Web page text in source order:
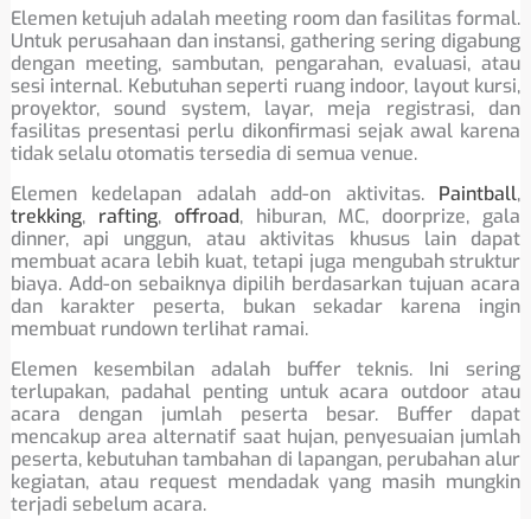
Elemen ketujuh adalah meeting room dan fasilitas formal.
Untuk perusahaan dan instansi, gathering sering digabung
dengan meeting, sambutan, pengarahan, evaluasi, atau
sesi internal. Kebutuhan seperti ruang indoor, layout kursi,
proyektor, sound system, layar, meja registrasi, dan
fasilitas presentasi perlu dikonfirmasi sejak awal karena
tidak selalu otomatis tersedia di semua venue.
Elemen kedelapan adalah add-on aktivitas. Paintball,
trekking, rafting, offroad, hiburan, MC, doorprize, gala
dinner, api unggun, atau aktivitas khusus lain dapat
membuat acara lebih kuat, tetapi juga mengubah struktur
biaya. Add-on sebaiknya dipilih berdasarkan tujuan acara
dan karakter peserta, bukan sekadar karena ingin
membuat rundown terlihat ramai.
Elemen kesembilan adalah buffer teknis. Ini sering
terlupakan, padahal penting untuk acara outdoor atau
acara dengan jumlah peserta besar. Buffer dapat
mencakup area alternatif saat hujan, penyesuaian jumlah
peserta, kebutuhan tambahan di lapangan, perubahan alur
kegiatan, atau request mendadak yang masih mungkin
terjadi sebelum acara.